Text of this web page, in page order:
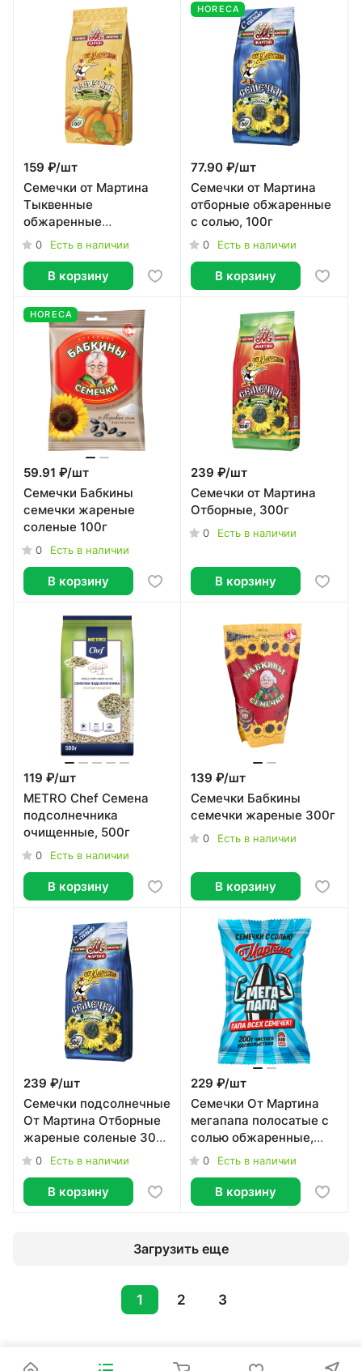
159 ₽/шт
Семечки от Мартина
Тыквенные
обжаренные
неочищенные с солью,
0 Есть в наличии
В корзину
HORECA
77.90 ₽/шт
Семечки от Мартина
отборные обжаренные
с солью, 100г
0 Есть в наличии
В корзину
HORECA
59.91 ₽/шт
Семечки Бабкины
семечки жареные
соленые 100г
0 Есть в наличии
В корзину
239 ₽/шт
Семечки от Мартина
Отборные, 300г
0 Есть в наличии
В корзину
119 ₽/шт
METRO Chef Семена
подсолнечника
очищенные, 500г
0 Есть в наличии
В корзину
139 ₽/шт
Семечки Бабкины
семечки жареные 300г
0 Есть в наличии
В корзину
239 ₽/шт
Семечки подсолнечные
От Мартина Отборные
жареные соленые 300
г 0 Есть в наличии
В корзину
229 ₽/шт
Семечки От Мартина
мегапапа полосатые с
солью обжаренные,
200г
0 Есть в наличии
В корзину
Загрузить еще
1 2 3